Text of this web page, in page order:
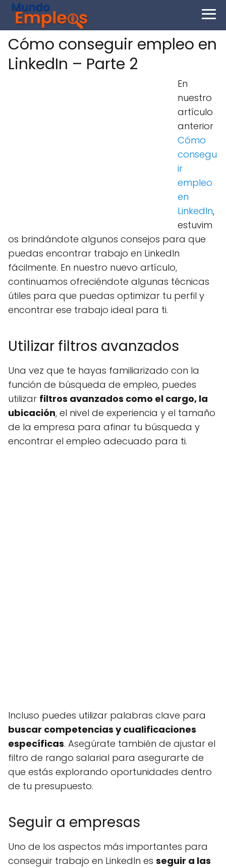
Cómo conseguir empleo en
LinkedIn – Parte 2
En
nuestro
artículo
anterior
Cómo
consegu
ir
empleo
en
LinkedIn,
estuvim
os brindándote algunos consejos para que
puedas encontrar trabajo en LinkedIn
fácilmente. En nuestro nuevo artículo,
continuamos ofreciéndote algunas técnicas
útiles para que puedas optimizar tu perfil y
encontrar ese trabajo ideal para ti.
Utilizar filtros avanzados
Una vez que te hayas familiarizado con la
función de búsqueda de empleo, puedes
utilizar filtros avanzados como el cargo, la
ubicación, el nivel de experiencia y el tamaño
de la empresa para afinar tu búsqueda y
encontrar el empleo adecuado para ti.
Incluso puedes utilizar palabras clave para
buscar competencias y cualificaciones
específicas. Asegúrate también de ajustar el
filtro de rango salarial para asegurarte de
que estás explorando oportunidades dentro
de tu presupuesto.
Seguir a empresas
Uno de los aspectos más importantes para
conseguir trabajo en LinkedIn es seguir a las